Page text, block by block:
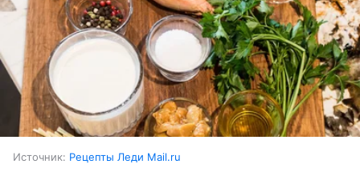
Источник: Рецепты Леди Mail.ru